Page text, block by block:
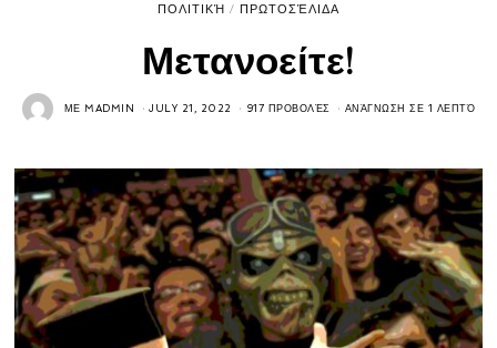
ΠΟΛΙΤΙΚΉ / ΠΡΩΤΟΣΈΛΙΔΑ
Μετανοείτε!
ΜΕMADMIN JULY 21, 2022 917 ΠΡΟΒΟΛΈΣ ΑΝΆΓΝΩΣΗ ΣΕ 1 ΛΕΠΤΌ